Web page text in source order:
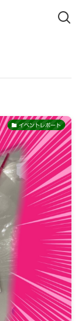
イベントレポート